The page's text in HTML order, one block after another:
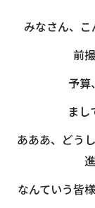
みなさん、こ
前
予算
まし
あああ、どう
なんていう皆